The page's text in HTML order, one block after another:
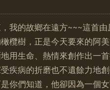
我的故鄉在遠方~~~這首
欖樹，正是今天要來的阿
用生命、熱情來創作出一
疾病的折磨也不遺餘力地
你們知道，他卻因為一個